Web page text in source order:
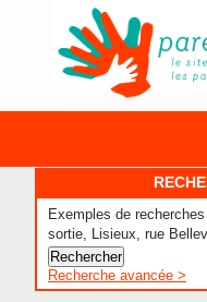
Exemples de
sortie, Lisieux, rue
Recherche avancée >